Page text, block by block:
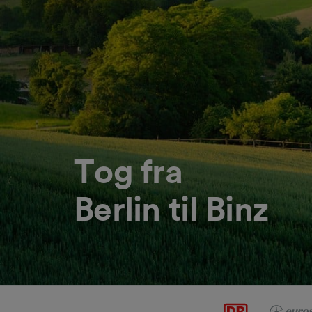
Tog fra
Berlin til Binz